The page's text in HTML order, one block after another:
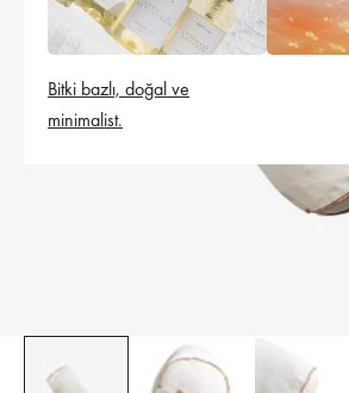
Bitki bazlı, doğal ve
minimalist.